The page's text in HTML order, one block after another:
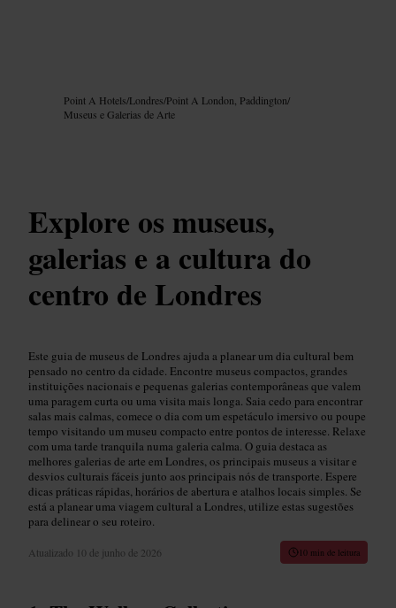
Point A Hotels/Londres/Point A London, Paddington/
Museus e Galerias de Arte
Explore os museus,
galerias e a cultura do
centro de Londres
Este guia de museus de Londres ajuda a planear um dia cultural bem
pensado no centro da cidade. Encontre museus compactos, grandes
instituições nacionais e pequenas galerias contemporâneas que valem
uma paragem curta ou uma visita mais longa. Saia cedo para encontrar
salas mais calmas, comece o dia com um espetáculo imersivo ou poupe
tempo visitando um museu compacto entre pontos de interesse. Relaxe
com uma tarde tranquila numa galeria calma. O guia destaca as
melhores galerias de arte em Londres, os principais museus a visitar e
desvios culturais fáceis junto aos principais nós de transporte. Espere
dicas práticas rápidas, horários de abertura e atalhos locais simples. Se
está a planear uma viagem cultural a Londres, utilize estas sugestões
para delinear o seu roteiro.
Atualizado 10 de junho de 2026 10 min de leitura